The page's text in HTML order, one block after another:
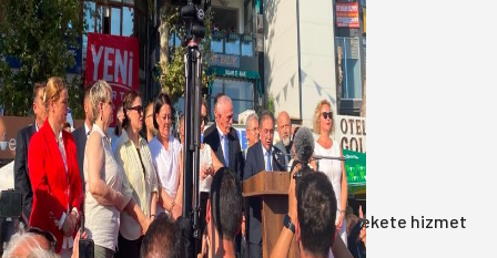
Yeni Parti Bandırma Teşkilatı kuruldu
06 Ağustos 2026
Anasayfa/Gündem/Akın: Benim derdim memlekete hizmet
hemşerim!